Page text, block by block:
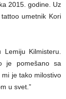
2015. godine. Uz
umetnik Kori
Lemiju Kilmisteru.
je pomešano sa
je tako milostivo
u svet.”